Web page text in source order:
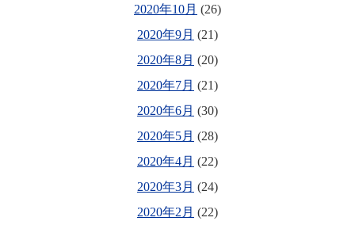
2020年10月 (26)
2020年9月 (21)
2020年8月 (20)
2020年7月 (21)
2020年6月 (30)
2020年5月 (28)
2020年4月 (22)
2020年3月 (24)
2020年2月 (22)